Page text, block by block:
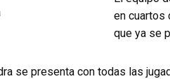
en cuartos
que ya se
se presenta con todas las